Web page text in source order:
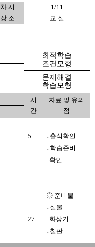
차 시
1/11
장 소 교 실
최적학습
조건모형
문제해결
학습모형
시
간
자료 및 유의
점
5
27
․출석확인
․학습준비
확인
◎ 준비물
․실물
화상기
․칠판
․학습